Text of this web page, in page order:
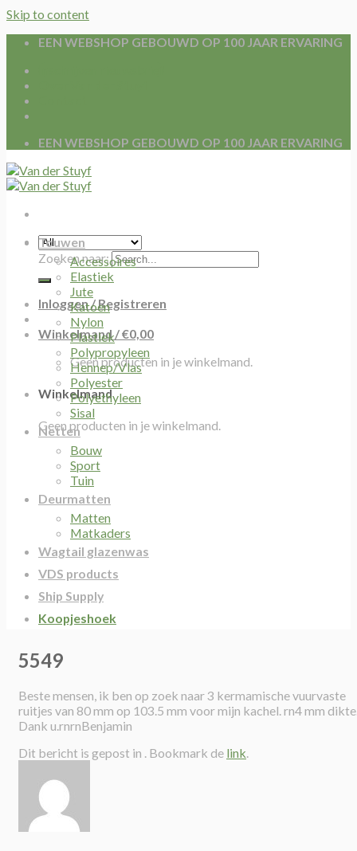
Skip to content
EEN WEBSHOP GEBOUWD OP 100 JAAR ERVARING
EEN WEBSHOP GEBOUWD OP 100 JAAR ERVARING
Zoeken naar:
Inloggen / Registreren
Winkelmand /€0,00
Geen producten in je winkelmand.
Winkelmand
Geen producten in je winkelmand.
Touwen
Accessoires
Elastiek
Jute
Katoen
Nylon
Plastiek
Polypropyleen
Hennep/Vlas
Polyester
Polyethyleen
Sisal
Netten
Bouw
Sport
Tuin
Deurmatten
Matten
Matkaders
Wagtail glazenwas
VDS products
Ship Supply
Koopjeshoek
5549
Beste mensen, ik ben op zoek naar 3 kermamische vuurvaste
ruitjes van 80 mm op 103.5 mm voor mijn kachel. rn4 mm
Dank u.rnrnBenjamin
Dit bericht is gepost in . Bookmark de link.